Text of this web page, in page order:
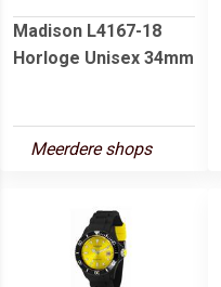
Madison L4167-18
Horloge Unisex 34mm
Meerdere shops